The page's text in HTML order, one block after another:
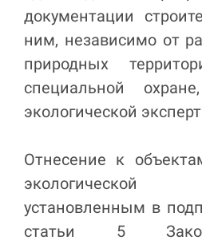
документации
ним, независимо от
природных
специальной
экологической
Отнесение к
установленным в
статьи 5